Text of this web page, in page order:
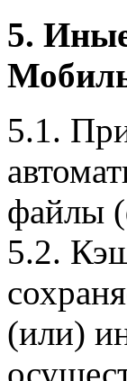
5.
5.1.
файлы
5.2.
(или)